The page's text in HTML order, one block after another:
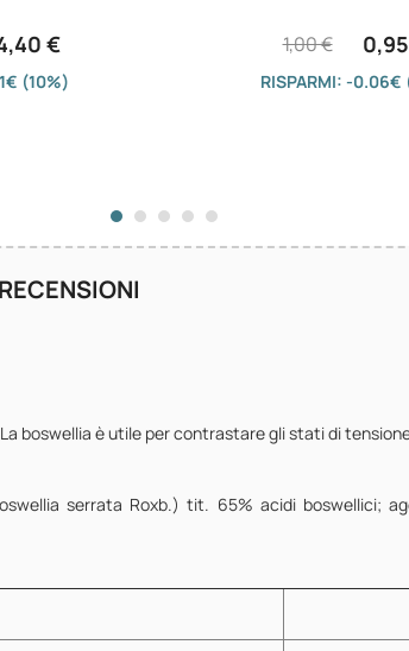
€
(10%)
1,00 €
RISPARMI: -0.06€
boswellia è utile per contrastare gli stati di
serrata Roxb.) tit. 65% acidi boswellici;
RECENSIONI